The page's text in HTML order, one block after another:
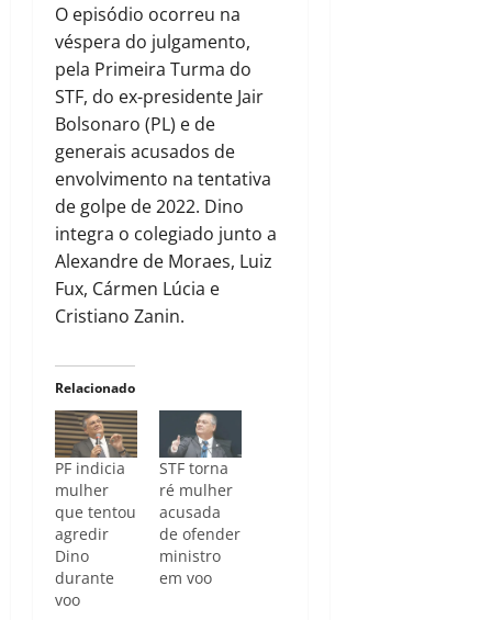
O episódio ocorreu na
véspera do julgamento,
pela Primeira Turma do
STF, do ex-presidente Jair
Bolsonaro (PL) e de
generais acusados de
envolvimento na tentativa
de golpe de 2022. Dino
integra o colegiado junto a
Alexandre de Moraes, Luiz
Fux, Cármen Lúcia e
Cristiano Zanin.
Relacionado
PF indicia
mulher
que tentou
agredir
Dino
durante
voo
STF torna
ré mulher
acusada
de ofender
ministro
em voo